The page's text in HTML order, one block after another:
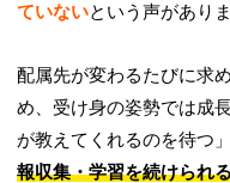
ていないという声がありま
配属先が変わるたびに求
め、受け身の姿勢では成
が教えてくれるのを待つ
報収集・学習を続けられ